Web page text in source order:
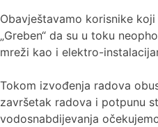
Obavještavamo korisnike
„Greben“ da su u toku
mreži kao i elektro-
Tokom izvođenja radova
završetak radova i potpunu
vodosnabdijevanja